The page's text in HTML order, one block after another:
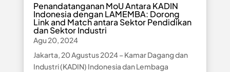
Penandatanganan MoU Antara KADIN
Indonesia dengan LAMEMBA: Dorong
Link and Match antara Sektor Pendidikan
dan Sektor Industri
Agu 20, 2024
Jakarta, 20 Agustus 2024 – Kamar Dagang dan
Industri (KADIN) Indonesia dan Lembaga